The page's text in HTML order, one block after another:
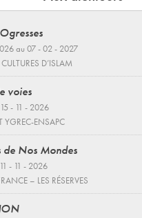
au 07 - 02 - 2027
D’ISLAM
voies
- 11 - 2026
YGREC-ENSAPC
de Nos Mondes
- 11 - 2026
– LES RÉSERVES